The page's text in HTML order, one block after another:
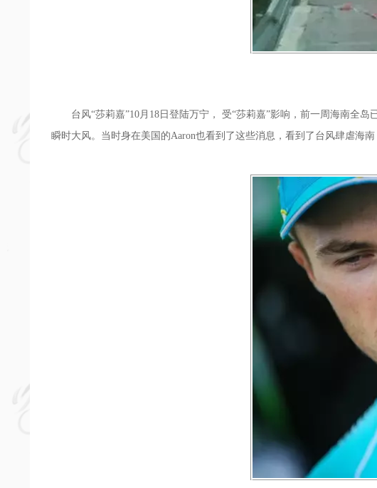
台风“莎莉嘉”10月18日登陆万宁， 受“莎莉嘉”影响，前一周海南全岛
瞬时大风。当时身在美国的Aaron也看到了这些消息，看到了台风肆虐海